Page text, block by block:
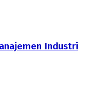
Industri